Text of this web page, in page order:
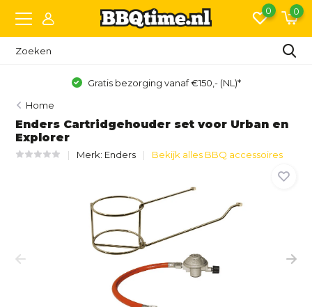
0 0
Achteraf betalen met Klarna of IN3
Home
Enders Cartridgehouder set voor Urban en
Explorer
Merk: Enders Bekijk alles BBQ accessoires